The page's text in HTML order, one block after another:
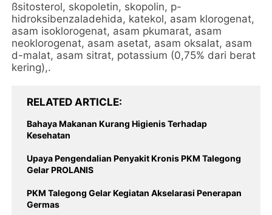
ßsitosterol, skopoletin, skopolin, p-
hidroksibenzaladehida, katekol, asam klorogenat,
asam isoklorogenat, asam pkumarat, asam
neoklorogenat, asam asetat, asam oksalat, asam
d-malat, asam sitrat, potassium (0,75% dari berat
kering),.
RELATED ARTICLE
Bahaya Makanan Kurang Higienis Terhadap
Kesehatan
Upaya Pengendalian Penyakit Kronis PKM Talegong
Gelar PROLANIS
PKM Talegong Gelar Kegiatan Akselarasi Penerapan
Germas